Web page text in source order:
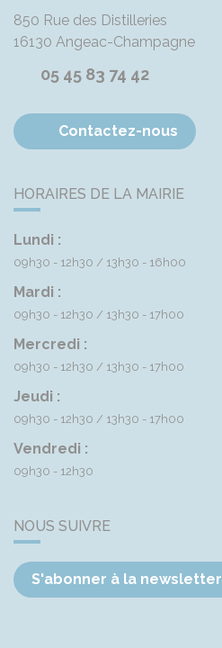
850 Rue des Distilleries
16130 Angeac-Champagne
05 45 83 74 42
Contactez-nous
HORAIRES DE LA MAIRIE
Lundi :
09h30 - 12h30 13h30 - 16h00
Mardi :
09h30 - 12h30 13h30 - 17h00
Mercredi :
09h30 - 12h30 13h30 - 17h00
Jeudi :
09h30 - 12h30 13h30 - 17h00
Vendredi :
09h30 - 12h30
NOUS SUIVRE
S'abonner à la newsletter